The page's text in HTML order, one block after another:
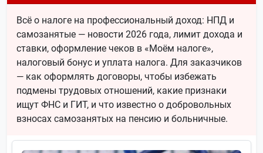
Всё о налоге на профессиональный доход: НПД и
самозанятые — новости 2026 года, лимит дохода и
ставки, оформление чеков в «Моём налоге»,
налоговый бонус и уплата налога. Для заказчиков
— как оформлять договоры, чтобы избежать
подмены трудовых отношений, какие признаки
ищут ФНС и ГИТ, и что известно о добровольных
взносах самозанятых на пенсию и больничные.